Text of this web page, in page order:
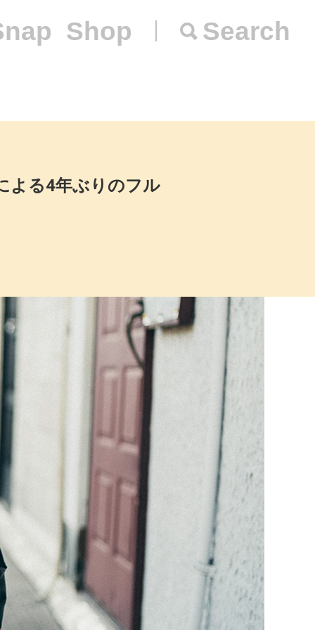
Shop Search
よる4年ぶりのフル